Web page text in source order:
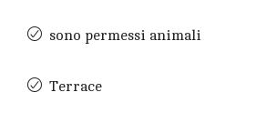
sono permessi animali
Terrace